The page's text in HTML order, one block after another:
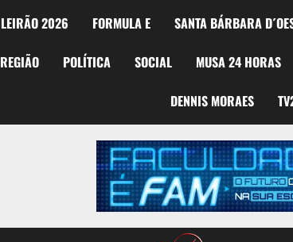
2026 FORMULA E SANTA BÁRBARA
REGIÃO POLÍTICA SOCIAL MUSA 24 HORAS
DENNIS MORAES